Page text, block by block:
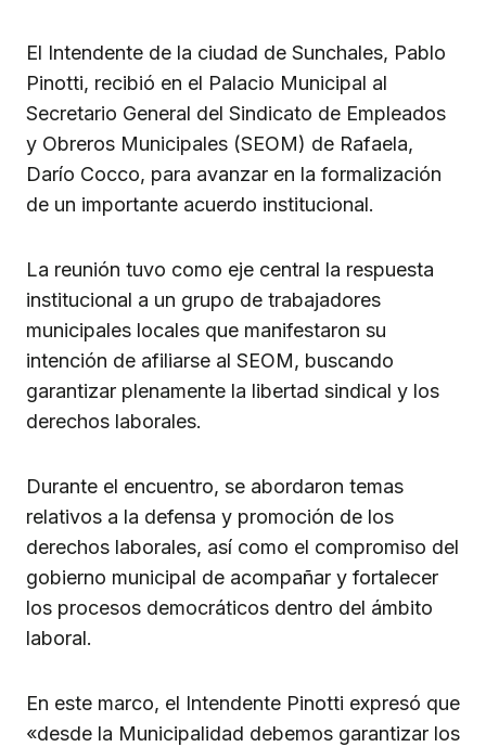
El Intendente de la ciudad de Sunchales, Pablo
Pinotti, recibió en el Palacio Municipal al
Secretario General del Sindicato de Empleados
y Obreros Municipales (SEOM) de Rafaela,
Darío Cocco, para avanzar en la formalización
de un importante acuerdo institucional.
La reunión tuvo como eje central la respuesta
institucional a un grupo de trabajadores
municipales locales que manifestaron su
intención de afiliarse al SEOM, buscando
garantizar plenamente la libertad sindical y los
derechos laborales.
Durante el encuentro, se abordaron temas
relativos a la defensa y promoción de los
derechos laborales, así como el compromiso del
gobierno municipal de acompañar y fortalecer
los procesos democráticos dentro del ámbito
laboral.
En este marco, el Intendente Pinotti expresó que
«desde la Municipalidad debemos garantizar los